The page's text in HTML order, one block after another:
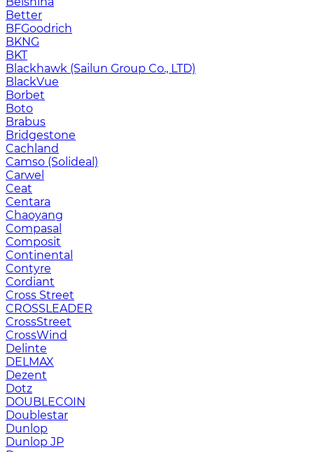
Better
BFGoodrich
BKNG
BKT
Blackhawk (Sailun Group Co., LTD)
BlackVue
Borbet
Boto
Brabus
Bridgestone
Cachland
Camso (Solideal)
Carwel
Ceat
Centara
Chaoyang
Compasal
Composit
Continental
Contyre
Cordiant
Cross Street
CROSSLEADER
CrossStreet
CrossWind
Delinte
DELMAX
Dezent
Dotz
DOUBLECOIN
Doublestar
Dunlop
Dunlop JP